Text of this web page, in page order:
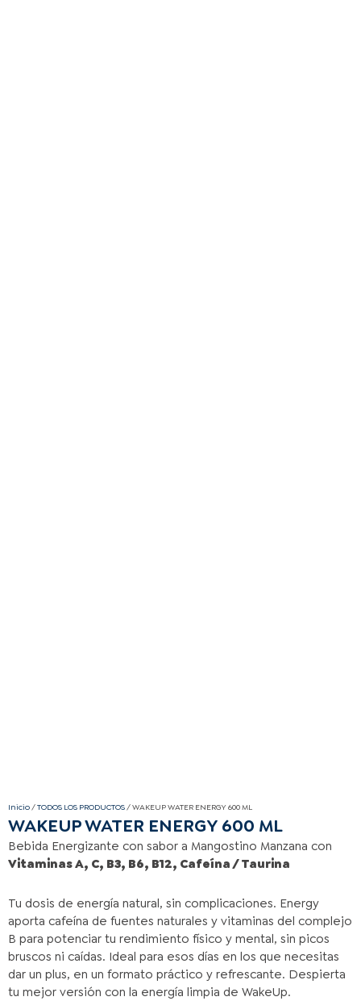
Inicio/TODOS LOS PRODUCTOS/ WAKEUP WATER ENERGY 600 ML
WAKEUP WATER ENERGY 600 ML
Bebida Energizante con sabor a Mangostino Manzana con
Vitaminas A, C, B3, B6, B12, Cafeína / Taurina
Tu dosis de energía natural, sin complicaciones. Energy
aporta cafeína de fuentes naturales y vitaminas del complejo
B para potenciar tu rendimiento físico y mental, sin picos
bruscos ni caídas. Ideal para esos días en los que necesitas
dar un plus, en un formato práctico y refrescante. Despierta
tu mejor versión con la energía limpia de WakeUp.